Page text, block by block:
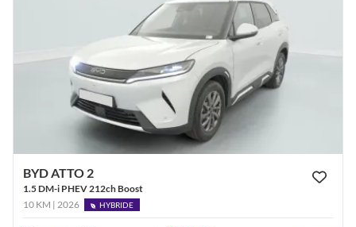
BYD ATTO 2
1.5 DM-i PHEV 212ch Boost
10 KM | 2026
HYBRIDE